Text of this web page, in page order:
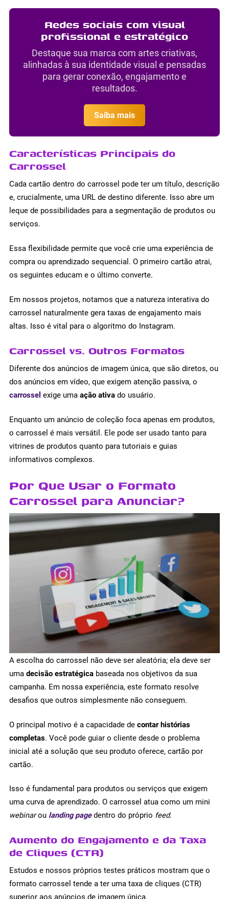
Redes sociais com visual
profissional e estratégico
Destaque sua marca com artes criativas,
alinhadas à sua identidade visual e pensadas
para gerar conexão, engajamento e
resultados.
Saiba mais
Características Principais do
Carrossel
Cada cartão dentro do carrossel pode ter um título, descrição
e, crucialmente, uma URL de destino diferente. Isso abre um
leque de possibilidades para a segmentação de produtos ou
serviços.
Essa flexibilidade permite que você crie uma experiência de
compra ou aprendizado sequencial. O primeiro cartão atrai,
os seguintes educam e o último converte.
Em nossos projetos, notamos que a natureza interativa do
carrossel naturalmente gera taxas de engajamento mais
altas. Isso é vital para o algoritmo do Instagram.
Carrossel vs. Outros Formatos
Diferente dos anúncios de imagem única, que são diretos, ou
dos anúncios em vídeo, que exigem atenção passiva, o
carrossel exige uma ação ativa do usuário.
Enquanto um anúncio de coleção foca apenas em produtos,
o carrossel é mais versátil. Ele pode ser usado tanto para
vitrines de produtos quanto para tutoriais e guias
informativos complexos.
Por Que Usar o Formato
Carrossel para Anunciar?
A escolha do carrossel não deve ser aleatória; ela deve ser
uma decisão estratégica baseada nos objetivos da sua
campanha. Em nossa experiência, este formato resolve
desafios que outros simplesmente não conseguem.
O principal motivo é a capacidade de contar histórias
completas. Você pode guiar o cliente desde o problema
inicial até a solução que seu produto oferece, cartão por
cartão.
Isso é fundamental para produtos ou serviços que exigem
uma curva de aprendizado. O carrossel atua como um mini
webinarou landing pagedentro do próprio feed.
Aumento do Engajamento e da Taxa
de Cliques (CTR)
Estudos e nossos próprios testes práticos mostram que o
formato carrossel tende a ter uma taxa de cliques (CTR)
superior aos anúncios de imagem única.